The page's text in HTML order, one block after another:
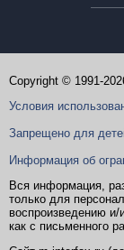
Copyright © 1991-
Условия
Запрещено для
Информация об
Вся информация,
только для
воспроизведению
как с письменного